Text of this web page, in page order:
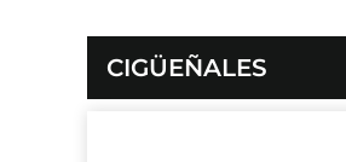
CIGÜEÑALES